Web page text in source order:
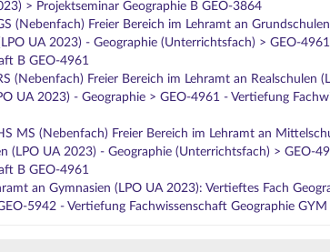
> Projektseminar Geographie B GEO-3864
(Nebenfach) Freier Bereich im Lehramt an
UA 2023) - Geographie (Unterrichtsfach) > GEO-
B GEO-4961
(Nebenfach) Freier Bereich im Lehramt an
UA 2023) - Geographie > GEO-4961 - Vertiefung
MS (Nebenfach) Freier Bereich im Lehramt an
(LPO UA 2023) - Geographie (Unterrichtsfach) > GEO-
B GEO-4961
an Gymnasien (LPO UA 2023): Vertieftes Fach
5942 - Vertiefung Fachwissenschaft Geographie